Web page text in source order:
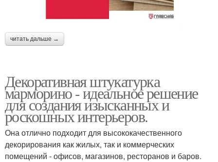
читать дальше →
Декоративная штукатурка
марморино - идеальное решение
для создания изысканных и
роскошных интерьеров.
Она отлично подходит для высококачественного
декорирования как жилых, так и коммерческих
помещений - офисов, магазинов, ресторанов и баров.